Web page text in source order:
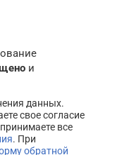
и
данных.
свое согласие
все
. При
обратной